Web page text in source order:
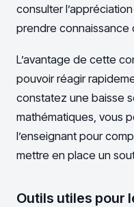
consulter
prendre connaissance
L’avantage de cette
pouvoir réagir
constatez une baisse
mathématiques, vous
l’enseignant pour
mettre en place un
Outils utiles pour